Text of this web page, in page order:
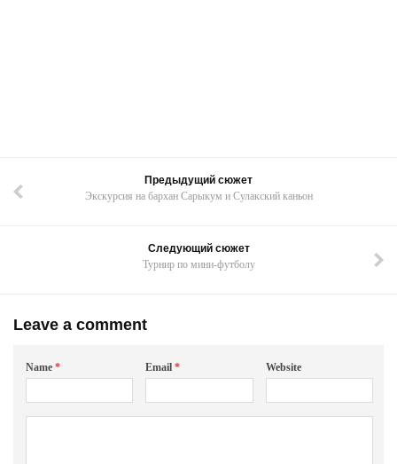
Предыдущий сюжет
Экскурсия на бархан Сарыкум и Сулакский каньон
Следующий сюжет
Турнир по мини-футболу
Leave a comment
Name * Email* Website